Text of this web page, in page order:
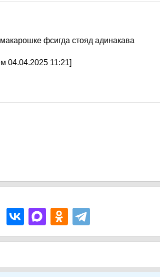
фсигда стояд адинакава
04.04.2025 11:21]